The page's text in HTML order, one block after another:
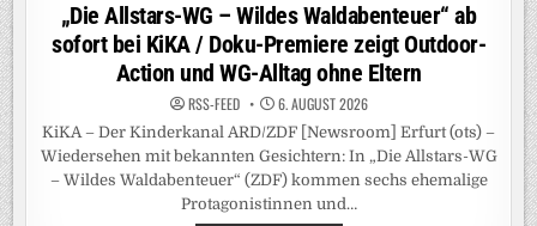
„Die Allstars-WG – Wildes Waldabenteuer“ ab
sofort bei KiKA / Doku-Premiere zeigt Outdoor-
Action und WG-Alltag ohne Eltern
RSS-FEED 6. AUGUST 2026
KiKA – Der Kinderkanal ARD/ZDF [Newsroom] Erfurt (ots) –
Wiedersehen mit bekannten Gesichtern: In „Die Allstars-WG
– Wildes Waldabenteuer“ (ZDF) kommen sechs ehemalige
Protagonistinnen und…